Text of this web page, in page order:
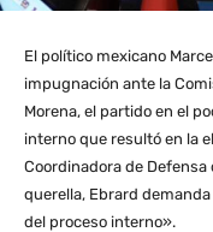
El político mexicano
impugnación ante la
Morena, el partido en el
interno que resultó en la
Coordinadora de
querella, Ebrard
del proceso interno».